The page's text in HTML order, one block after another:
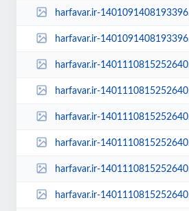
harfavar.ir-140109140819339626593834-768x535.jpg
harfavar.ir-140109140819339626593834.jpg
harfavar.ir-1401110815252640226920564-1401110815252640226920564-100x70.jpg
harfavar.ir-1401110815252640226920564-1401110815252640226920564-250x150.jpg
harfavar.ir-1401110815252640226920564-1401110815252640226920564-300x209.jpg
harfavar.ir-1401110815252640226920564-1401110815252640226920564-450x300.jpg
harfavar.ir-1401110815252640226920564-1401110815252640226920564-600x400.jpg
harfavar.ir-1401110815252640226920564-1401110815252640226920564-768x535.jpg